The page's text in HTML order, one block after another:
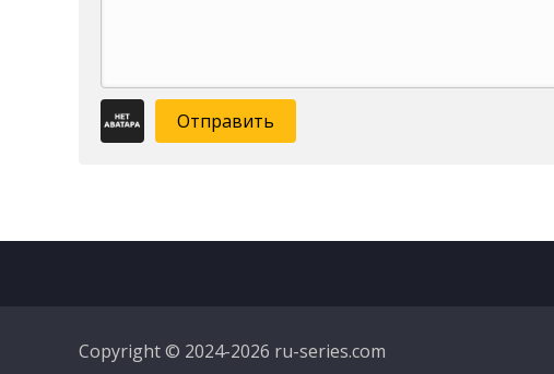
Отправить
Copyright © 2024-2026 ru-series.com